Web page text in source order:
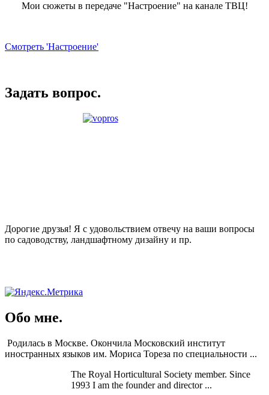
Мои сюжеты в передаче "Настроение" на канале ТВЦ!
Смотреть 'Настроение'
Задать вопрос.
Дорогие друзья! Я с удовольствием отвечу на ваши вопросы
по садоводству, ландшафтному дизайну и пр.
Обо мне.
Родилась в Москве. Окончила Московский институт
иностранных языков им. Мориса Тореза по специальности ...
The Royal Horticultural Society member. Since
1993 I am the founder and director ...